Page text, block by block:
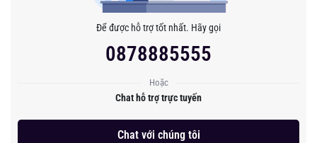
Để được hỗ trợ tốt nhất. Hãy gọi
0878885555
Hoặc
Chat hỗ trợ trực tuyến
Chat với chúng tôi